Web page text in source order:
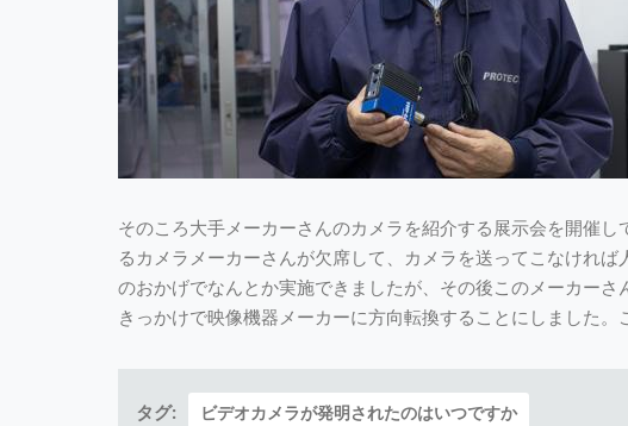
そのころ大手メーカーさんのカメラを紹介する展示会を開催
るカメラメーカーさんが欠席して、カメラを送ってこなけれ
のおかげでなんとか実施できましたが、その後このメーカー
きっかけで映像機器メーカーに方向転換することにしました。
タグ: ビデオカメラが発明されたのはいつですか